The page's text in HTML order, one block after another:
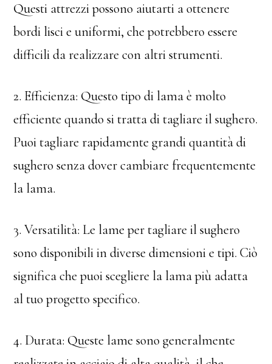
Questi attrezzi possono aiutarti a ottenere
bordi lisci e uniformi, che potrebbero essere
difficili da realizzare con altri strumenti.
2. Efficienza: Questo tipo di lama è molto
efficiente quando si tratta di tagliare il sughero.
Puoi tagliare rapidamente grandi quantità di
sughero senza dover cambiare frequentemente
la lama.
3. Versatilità: Le lame per tagliare il sughero
sono disponibili in diverse dimensioni e tipi. Ciò
significa che puoi scegliere la lama più adatta
al tuo progetto specifico.
4. Durata: Queste lame sono generalmente